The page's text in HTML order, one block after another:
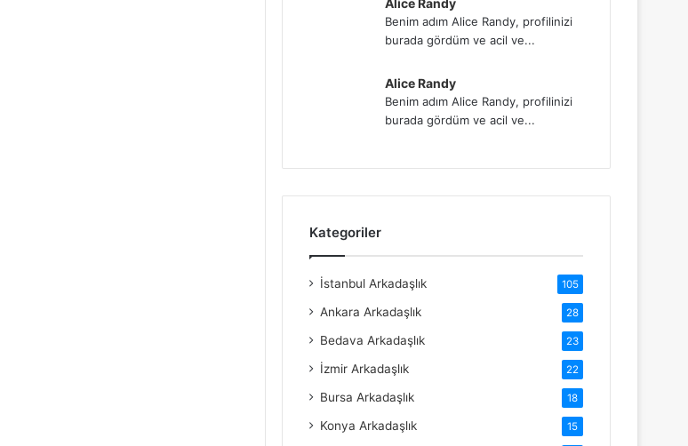
Alice Randy
Benim adım Alice Randy, profilinizi
burada gördüm ve acil ve...
Alice Randy
Benim adım Alice Randy, profilinizi
burada gördüm ve acil ve...
Kategoriler
İstanbul Arkadaşlık 105
Ankara Arkadaşlık 28
Bedava Arkadaşlık 23
İzmir Arkadaşlık 22
Bursa Arkadaşlık 18
Konya Arkadaşlık 15